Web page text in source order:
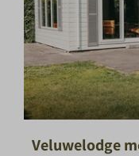
Veluwelodge